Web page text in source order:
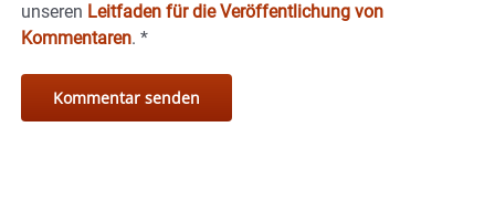
unseren Leitfaden für die Veröffentlichung von
Kommentaren. *